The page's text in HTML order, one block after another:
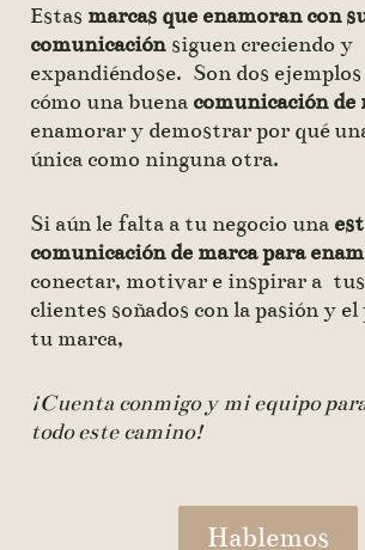
Estas marcas que enamoran con
comunicación siguen creciendo y
expandiéndose. Son dos
cómo una buena comunicación de
enamorar y demostrar por qué
única como ninguna otra.
Si aún le falta a tu negocio una
comunicación de marca para
conectar, motivar e inspirar a
clientes soñados con la pasión y
tu marca,
¡Cuenta conmigo y mi equipo
todo este camino!
Hablemos